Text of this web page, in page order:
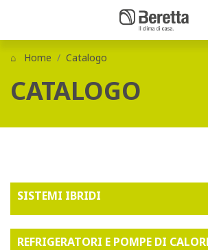
Home Catalogo
CATALOGO
SISTEMI IBRIDI
REFRIGERATORI E POMPE DI